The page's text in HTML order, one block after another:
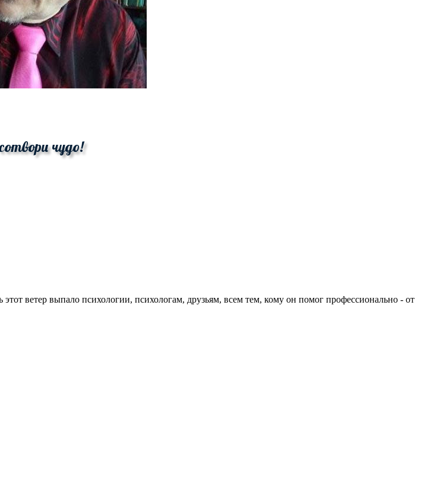
чудо!
ветер выпало психологии, психологам, друзьям, всем тем, кому он помог профессионально - от